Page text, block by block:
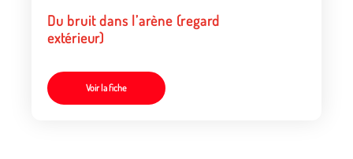
Du bruit dans l’arène (regard
extérieur)
Voir la fiche